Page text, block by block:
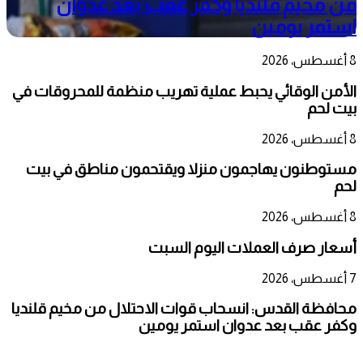
من مخيم قلنديا وكفر عقب بعد عدوان
استمر يومين
8 أغسطس، 2026
الأمن الوقائي يحبط عملية تهريب منظمة للمحروقات في
بيت لحم
8 أغسطس، 2026
مستوطنون يهاجمون منزلا ويقتحمون مناطق في بيت
لحم
8 أغسطس، 2026
أسعار صرف العملات اليوم السبت
7 أغسطس، 2026
محافظة القدس: انسحاب قوات الاحتلال من مخيم قلنديا
وكفر عقب بعد عدوان استمر يومين